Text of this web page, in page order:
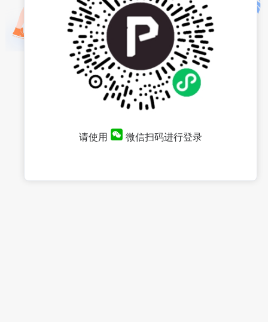
请使用 微信扫码进行登录